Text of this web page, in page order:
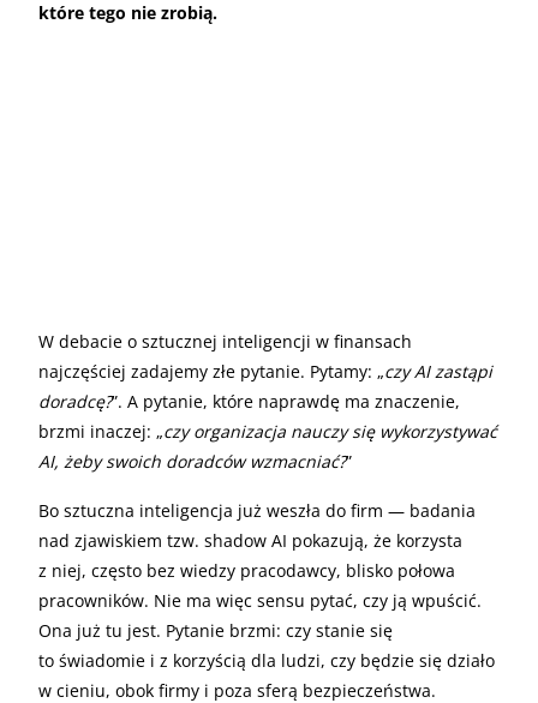
które tego nie zrobią.
W debacie o sztucznej inteligencji w finansach
najczęściej zadajemy złe pytanie. Pytamy: „czy AI zastąpi
doradcę?”. A pytanie, które naprawdę ma znaczenie,
brzmi inaczej: „czy organizacja nauczy się wykorzystywać
AI, żeby swoich doradców wzmacniać?”
Bo sztuczna inteligencja już weszła do firm — badania
nad zjawiskiem tzw. shadow AI pokazują, że korzysta
z niej, często bez wiedzy pracodawcy, blisko połowa
pracowników. Nie ma więc sensu pytać, czy ją wpuścić.
Ona już tu jest. Pytanie brzmi: czy stanie się
to świadomie i z korzyścią dla ludzi, czy będzie się działo
w cieniu, obok firmy i poza sferą bezpieczeństwa.